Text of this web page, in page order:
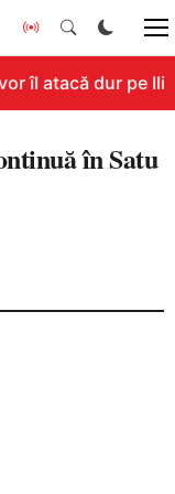
îl atacă dur pe
în Satu